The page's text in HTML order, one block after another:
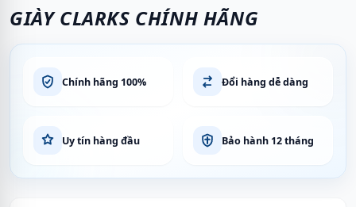
GIÀY CLARKS CHÍNH HÃNG
Chính hãng 100% Đổi hàng dễ dàng
Uy tín hàng đầu Bảo hành 12 tháng